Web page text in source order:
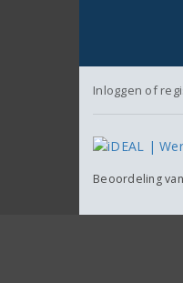
Inloggen of
Beoordeling